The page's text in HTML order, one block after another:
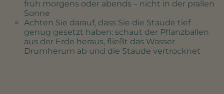
früh morgens oder abends – nicht in der prallen
Sonne
Achten Sie darauf, dass Sie die Staude tief
genug gesetzt haben: schaut der Pflanzballen
aus der Erde heraus, fließt das Wasser
Drumherum ab und die Staude vertrocknet